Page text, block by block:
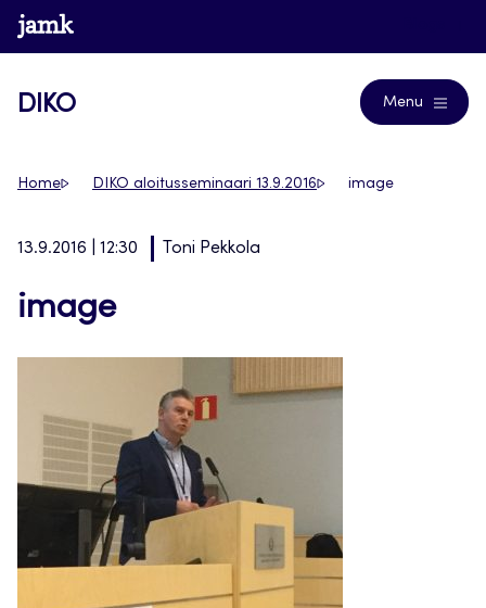
Siirry
suoraan
www.jamk.fi
DIKO Menu
Home DIKO aloitusseminaari 13.9.2016 image
13.9.2016 | 12:30 Toni Pekkola
image